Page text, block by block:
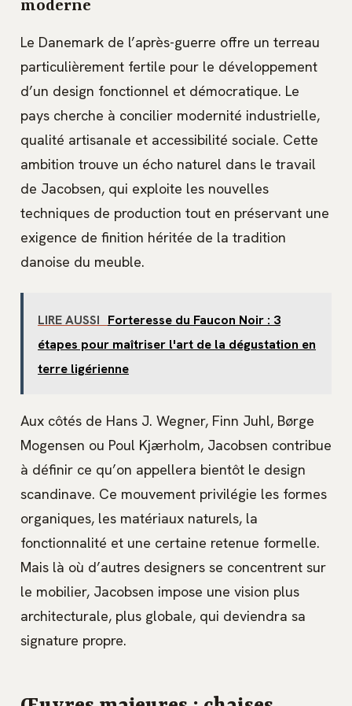
moderne
Le Danemark de l’après-guerre offre un terreau
particulièrement fertile pour le développement
d’un design fonctionnel et démocratique. Le
pays cherche à concilier modernité industrielle,
qualité artisanale et accessibilité sociale. Cette
ambition trouve un écho naturel dans le travail
de Jacobsen, qui exploite les nouvelles
techniques de production tout en préservant une
exigence de finition héritée de la tradition
danoise du meuble.
LIRE AUSSI Forteresse du Faucon Noir : 3
étapes pour maîtriser l'art de la dégustation en
terre ligérienne
Aux côtés de Hans J. Wegner, Finn Juhl, Børge
Mogensen ou Poul Kjærholm, Jacobsen contribue
à définir ce qu’on appellera bientôt le design
scandinave. Ce mouvement privilégie les formes
organiques, les matériaux naturels, la
fonctionnalité et une certaine retenue formelle.
Mais là où d’autres designers se concentrent sur
le mobilier, Jacobsen impose une vision plus
architecturale, plus globale, qui deviendra sa
signature propre.